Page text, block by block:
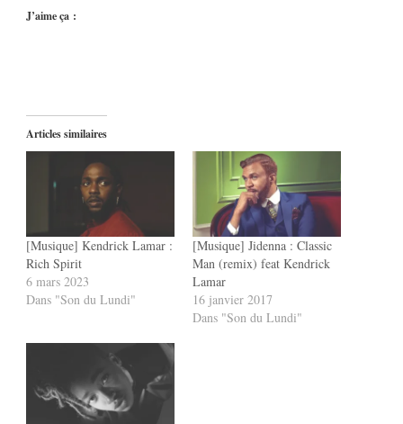
J’aime ça :
Articles similaires
[Musique] Kendrick Lamar :
Rich Spirit
6 mars 2023
Dans "Son du Lundi"
[Musique] Jidenna : Classic
Man (remix) feat Kendrick
Lamar
16 janvier 2017
Dans "Son du Lundi"